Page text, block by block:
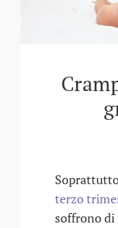
terzo
soffrono